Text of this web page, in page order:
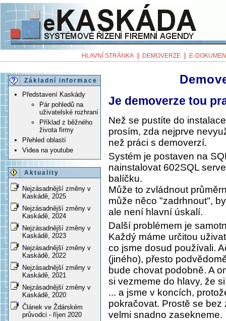
HLAVNÍ STRÁNKA DEMOVERZE E-
Základní informace
Představení Kaskády
Pár pohledů na
uživatelské rozhraní
Příklad z běžného
života firmy
Přehled oblastí
Videa na youtube
Aktuality
Nejzásadnější změny v
Kaskádě, 2025
Nejzásadnější změny v
Kaskádě, 2024
Nejzásadnější změny v
Kaskádě, 2023
Nejzásadnější změny v
Kaskádě, 2022
Nejzásadnější změny v
Kaskádě, 2021
Nejzásadnější změny v
Kaskádě, 2020
Článek ve Ždárském
průvodci - říjen 2020
Je demoverze tou
Než se pustíte do
prosím, zda nejprve
než práci s demoverzí.
Systém je postaven na
nainstalovat 602SQL
balíčku.
Může to zvládnout
může něco "zadrhnout",
ale není hlavní úskalí.
Další problémem je
Každý máme určitou
co jsme dosud používali.
(jiného), přesto
bude chovat podobně. A
si vezmeme do hlavy, že
... a jsme v koncích,
pokračovat. Prostě se
velmi snadno zasekneme.